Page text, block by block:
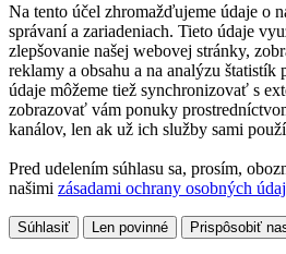
Na tento účel zhromažďujeme údaje o
správaní a zariadeniach. Tieto údaje
zlepšovanie našej webovej stránky,
reklamy a obsahu a na analýzu štatistík
údaje môžeme tiež synchronizovať s
zobrazovať vám ponuky
kanálov, len ak už ich služby sami
Pred udelením súhlasu sa, prosím,
našimi zásadami ochrany osobných
Súhlasiť Len povinné Prispôsobiť